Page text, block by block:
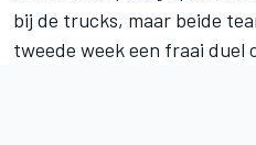
bij de trucks, maar beide
tweede week een fraai duel